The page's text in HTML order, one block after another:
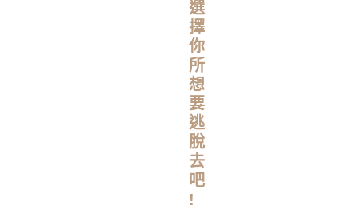
選
擇
你
所
想
要
逃
脫
去
吧
!